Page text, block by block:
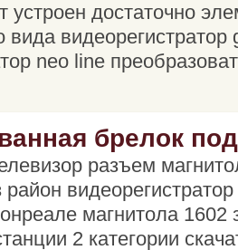
достаточно
вида видеорегистратор
neo line
брелок
разъем
район
магнитола 1602
2 категории